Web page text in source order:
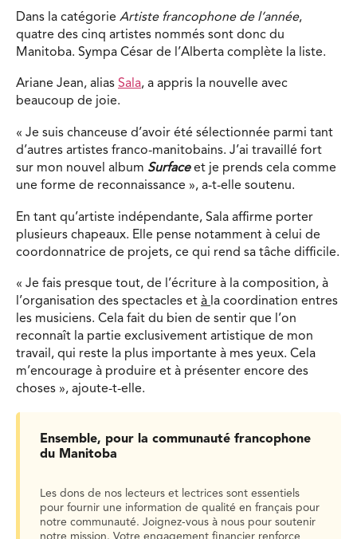
Dans la catégorie Artiste francophone de l’année,
quatre des cinq artistes nommés sont donc du
Manitoba. Sympa César de l’Alberta complète la liste.
Ariane Jean, alias Sala, a appris la nouvelle avec
beaucoup de joie.
« Je suis chanceuse d’avoir été sélectionnée parmi tant
d’autres artistes franco-manitobains. J’ai travaillé fort
sur mon nouvel album Surfaceet je prends cela comme
une forme de reconnaissance », a-t-elle soutenu.
En tant qu’artiste indépendante, Sala affirme porter
plusieurs chapeaux. Elle pense notamment à celui de
coordonnatrice de projets, ce qui rend sa tâche difficile.
« Je fais presque tout, de l’écriture à la composition, à
l’organisation des spectacles et à la coordination entres
les musiciens. Cela fait du bien de sentir que l’on
reconnaît la partie exclusivement artistique de mon
travail, qui reste la plus importante à mes yeux. Cela
m’encourage à produire et à présenter encore des
choses », ajoute-t-elle.
Ensemble, pour la communauté francophone
du Manitoba
Les dons de nos lecteurs et lectrices sont essentiels
pour fournir une information de qualité en français pour
notre communauté. Joignez-vous à nous pour soutenir
notre mission. Votre engagement financier renforce